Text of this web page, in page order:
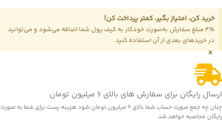
خرید کن، امتیاز بگیر، کمتر پرداخت کن!
4٪ مبلغ سفارش به‌صورت خودکار به کیف پول شما اضافه می‌شود و می‌توانید
در خریدهای بعدی از آن استفاده کنید.
×
ارسال رایگان برای سفارش های بالای 6 میلیون تومان
چنان چه جمع صورت حساب شما بالای 6 میلیون تومان شود هزینه پست برای شما به صورت
رایگان محاصبه خواهد شد.